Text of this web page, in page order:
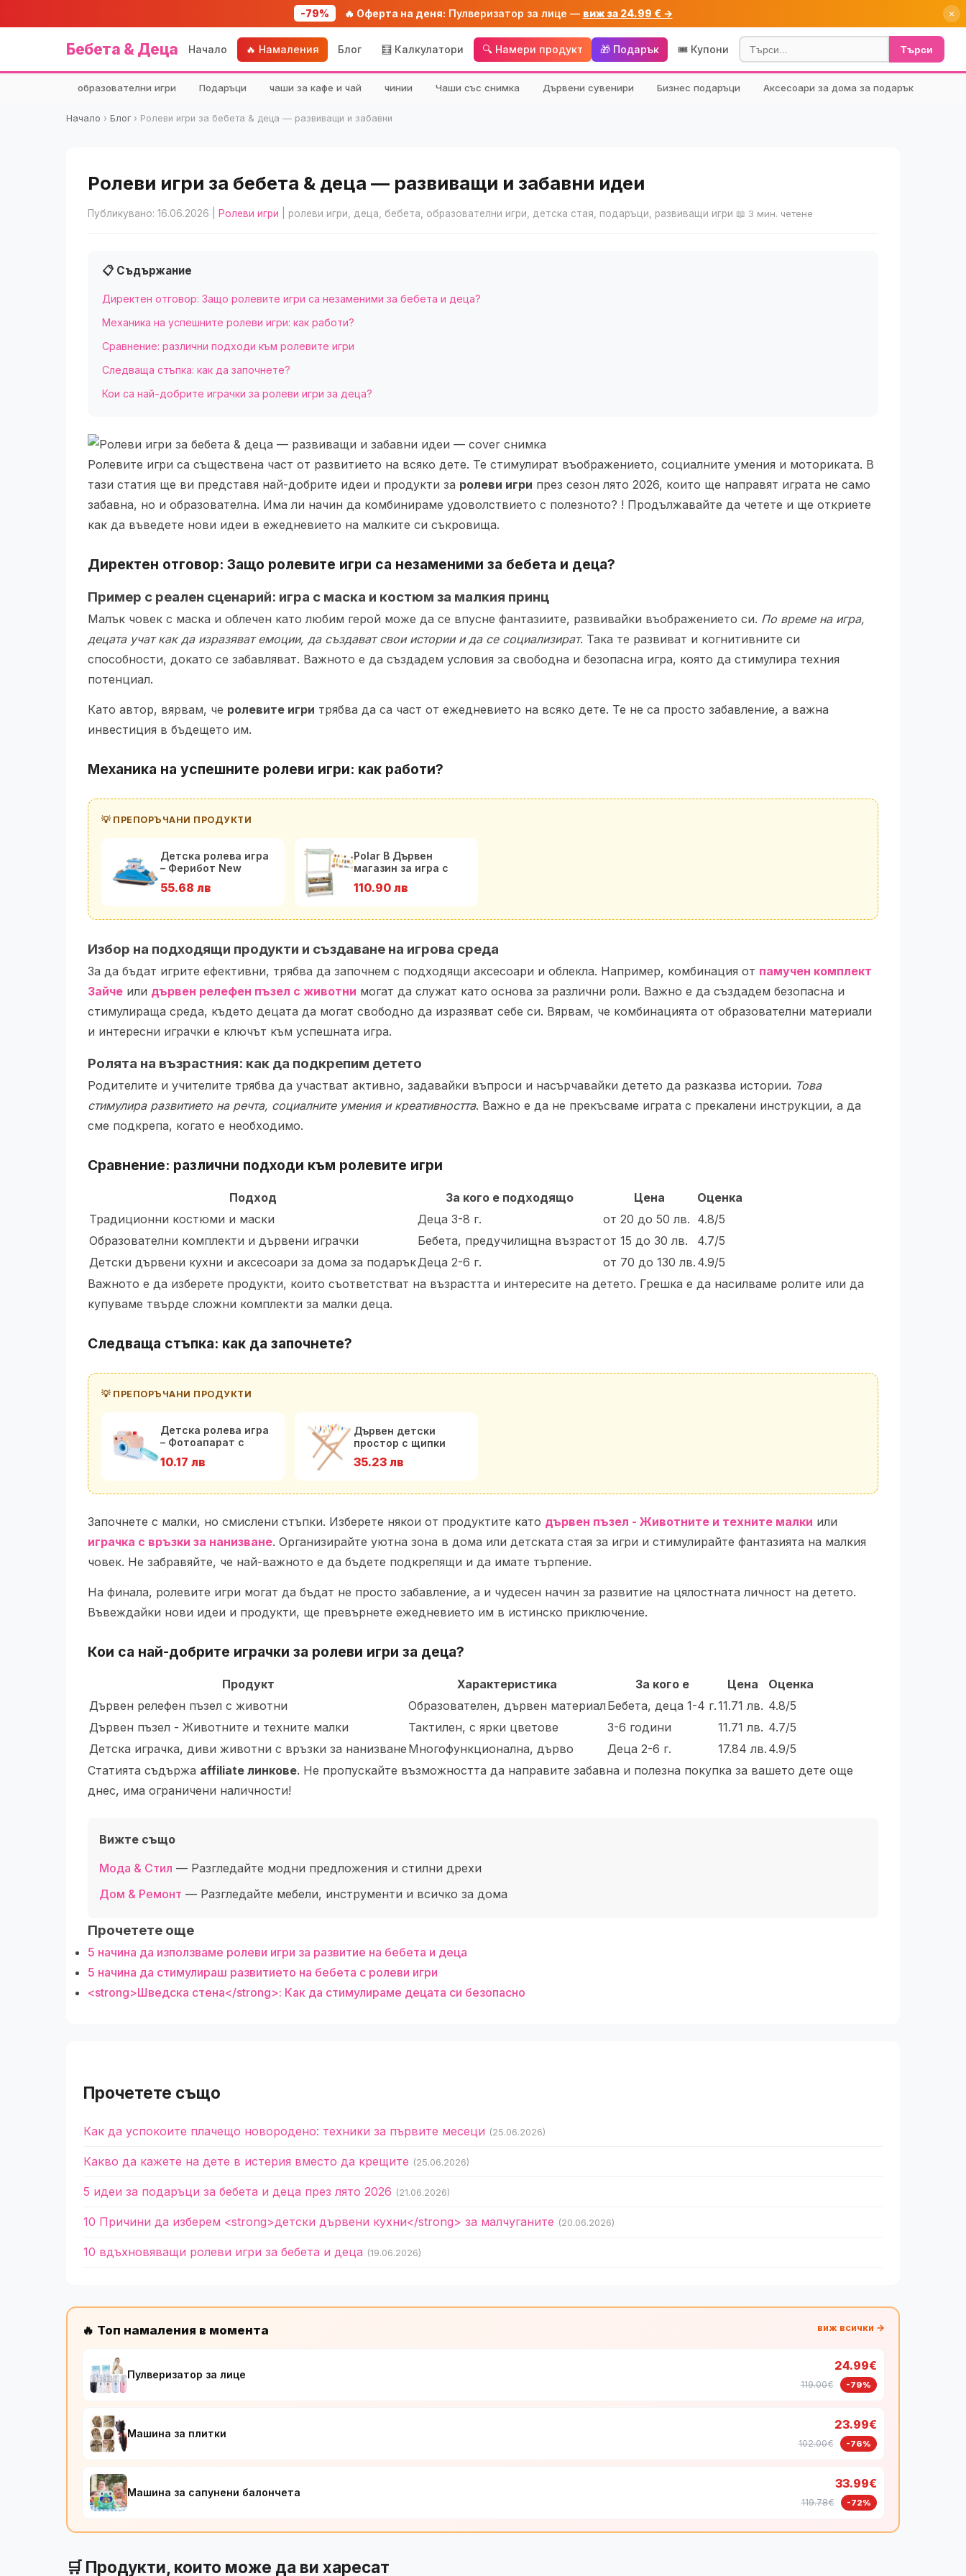
-79% 🔥 Оферта на деня: Пулверизатор за лице — виж за 24.99 € → ×
Бебета & Деца Начало 🔥 Намаления Блог 🧮 Калкулатори 🔍 Намери продукт 🎁 Подарък 🎟️ Купони Търси
образователни игри Подаръци чаши за кафе и чай чинии Чаши със снимка Дървени сувенири Бизнес подаръци Аксесоари за дома за подарък
Начало › Блог› Ролеви игри за бебета & деца — развиващи и забавни
Ролеви игри за бебета & деца — развиващи и забавни идеи
Публикувано: 16.06.2026 Ролеви игри | ролеви игри, деца, бебета, образователни игри, детска стая, подаръци, развиващи игри 📖 3 мин. четене
📋 Съдържание
Директен отговор: Защо ролевите игри са незаменими за бебета и деца?
Механика на успешните ролеви игри: как работи?
Сравнение: различни подходи към ролевите игри
Следваща стъпка: как да започнете?
Кои са най-добрите играчки за ролеви игри за деца?
Ролевите игри са съществена част от развитието на всяко дете. Те стимулират въображението, социалните умения и моториката. В
тази статия ще ви представя най-добрите идеи и продукти за ролеви игри през сезон лято 2026, които ще направят играта не само
забавна, но и образователна. Има ли начин да комбинираме удоволствието с полезното? ! Продължавайте да четете и ще откриете
как да въведете нови идеи в ежедневието на малките си съкровища.
Директен отговор: Защо ролевите игри са незаменими за бебета и деца?
Пример с реален сценарий: игра с маска и костюм за малкия принц
Малък човек с маска и облечен като любим герой може да се впусне фантазиите, развивайки въображението си. По време на игра,
децата учат как да изразяват емоции, да създават свои истории и да се социализират. Така те развиват и когнитивните си
способности, докато се забавляват. Важното е да създадем условия за свободна и безопасна игра, която да стимулира техния
потенциал.
Като автор, вярвам, че ролевите игри трябва да са част от ежедневието на всяко дете. Те не са просто забавление, а важна
инвестиция в бъдещето им.
Механика на успешните ролеви игри: как работи?
💡 ПРЕПОРЪЧАНИ ПРОДУКТИ
Детска ролева игра
– Ферибот New
55.68 лв
Polar B Дървен
магазин за игра с
110.90 лв
Избор на подходящи продукти и създаване на игрова среда
За да бъдат игрите ефективни, трябва да започнем с подходящи аксесоари и облекла. Например, комбинация от памучен комплект
Зайче или дървен релефен пъзел с животни могат да служат като основа за различни роли. Важно е да създадем безопасна и
стимулираща среда, където децата да могат свободно да изразяват себе си. Вярвам, че комбинацията от образователни материали
и интересни играчки е ключът към успешната игра.
Ролята на възрастния: как да подкрепим детето
Родителите и учителите трябва да участват активно, задавайки въпроси и насърчавайки детето да разказва истории. Това
стимулира развитието на речта, социалните умения и креативността. Важно е да не прекъсваме играта с прекалени инструкции, а да
сме подкрепа, когато е необходимо.
Сравнение: различни подходи към ролевите игри
Подход За кого е подходящо Цена
Оценка
Традиционни костюми и маски
Деца 3-8 г. от 20 до 50 лв. 4.8/5
Образователни комплекти и дървени играчки
Бебета, предучилищна възрастот 15 до 30 лв.
4.7/5
Детски дървени кухни и аксесоари за дома за подаръкДеца 2-6 г. от 70 до 130 лв. 4.9/5
Важното е да изберете продукти, които съответстват на възрастта и интересите на детето. Грешка е да насилваме ролите или да
купуваме твърде сложни комплекти за малки деца.
Следваща стъпка: как да започнете?
💡 ПРЕПОРЪЧАНИ ПРОДУКТИ
Детска ролева игра
– Фотоапарат с
Class
10.17 лв
Дървен детски
простор с щипки
35.23 лв
Започнете с малки, но смислени стъпки. Изберете някои от продуктите като дървен пъзел - Животните и техните малки или
играчка с връзки за нанизване. Организирайте уютна зона в дома или детската стая за игри и стимулирайте фантазията на малкия
човек. Не забравяйте, че най-важното е да бъдете подкрепящи и да имате търпение.
На финала, ролевите игри могат да бъдат не просто забавление, а и чудесен начин за развитие на цялостната личност на детето.
Въвеждайки нови идеи и продукти, ще превърнете ежедневието им в истинско приключение.
Кои са най-добрите играчки за ролеви игри за деца?
Продукт Характеристика За кого е Цена
Оценка
Дървен релефен пъзел с животни
Образователен, дървен материал Бебета, деца 1-4 г.11.71 лв. 4.8/5
Дървен пъзел - Животните и техните малки
Тактилен, с ярки цветове 3-6 години 11.71 лв. 4.7/5
Детска играчка, диви животни с връзки за нанизване Многофункционална, дърво Деца 2-6 г. 17.84 лв. 4.9/5
Статията съдържа affiliate линкове. Не пропускайте възможността да направите забавна и полезна покупка за вашето дете още
днес, има ограничени наличности!
Вижте също
Мода & Стил — Разгледайте модни предложения и стилни дрехи
Дом & Ремонт — Разгледайте мебели, инструменти и всичко за дома
Прочетете още
5 начина да използваме ролеви игри за развитие на бебета и деца
5 начина да стимулираш развитието на бебета с ролеви игри
<strong>Шведска стена</strong>: Как да стимулираме децата си безопасно
Прочетете също
Как да успокоите плачещо новородено: техники за първите месеци (25.06.2026)
Какво да кажете на дете в истерия вместо да крещите (25.06.2026)
5 идеи за подаръци за бебета и деца през лято 2026 (21.06.2026)
10 Причини да изберем <strong>детски дървени кухни</strong> за малчуганите (20.06.2026)
10 вдъхновяващи ролеви игри за бебета и деца (19.06.2026)
🔥 Топ намаления в момента виж всички →
Пулверизатор за лице
24.99€
119.00€ -79%
Машина за плитки
23.99€
102.00€ -76%
Машина за сапунени балончета
33.99€
119.78€ -72%
🛒 Продукти, които може да ви харесат